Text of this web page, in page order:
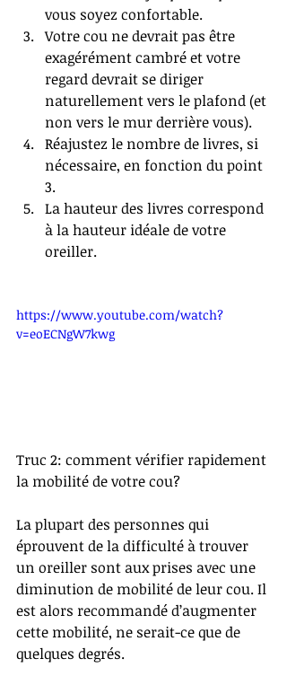
vous soyez confortable.
Votre cou ne devrait pas être
exagérément cambré et votre
regard devrait se diriger
naturellement vers le plafond (et
non vers le mur derrière vous).
Réajustez le nombre de livres, si
nécessaire, en fonction du point
3.
La hauteur des livres correspond
à la hauteur idéale de votre
oreiller.
https://www.youtube.com/watch?
v=eoECNgW7kwg
Truc 2: comment vérifier rapidement
la mobilité de votre cou?
La plupart des personnes qui
éprouvent de la difficulté à trouver
un oreiller sont aux prises avec une
diminution de mobilité de leur cou. Il
est alors recommandé d’augmenter
cette mobilité, ne serait-ce que de
quelques degrés.